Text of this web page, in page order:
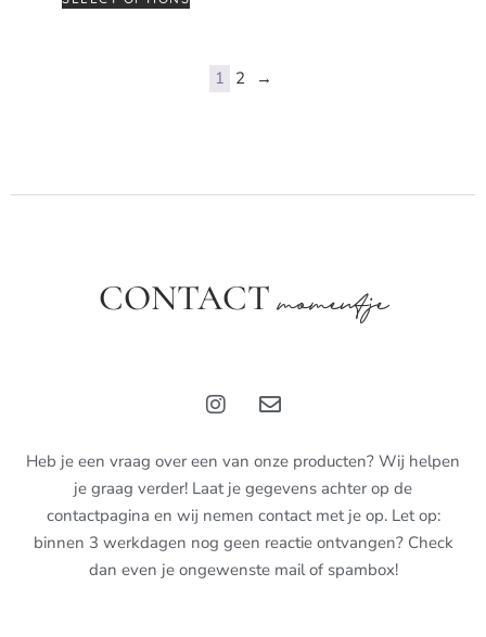
1 2 →
CONTACTmomentje
Heb je een vraag over een van onze producten? Wij helpen
je graag verder! Laat je gegevens achter op de
contactpagina en wij nemen contact met je op. Let op:
binnen 3 werkdagen nog geen reactie ontvangen? Check
dan even je ongewenste mail of spambox!